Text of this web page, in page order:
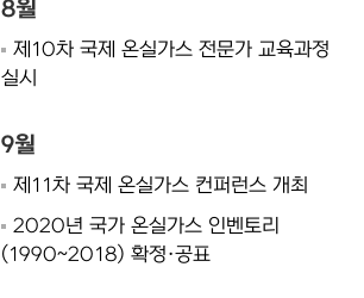
8월
제10차 국제 온실가스 전문가 교육과정
실시
9월
제11차 국제 온실가스 컨퍼런스 개최
2020년 국가 온실가스 인벤토리
(1990~2018) 확정·공표